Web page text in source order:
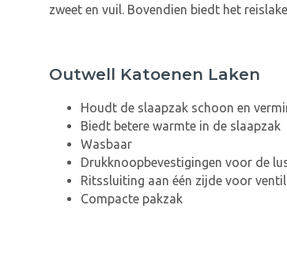
zweet en vuil. Bovendien biedt het
Outwell Katoenen Laken
Houdt de slaapzak schoon en
Biedt betere warmte in de slaapzak
Wasbaar
Drukknoopbevestigingen voor de
Ritssluiting aan één zijde voor
Compacte pakzak